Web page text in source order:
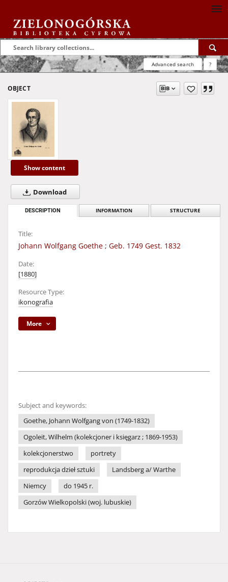
Advanced search ?
OBJECT
Show content
Download
DESCRIPTION INFORMATION STRUCTURE
Title:
Johann Wolfgang Goethe ; Geb. 1749 Gest. 1832
Date:
[1880]
Resource Type:
ikonografia
More
Subject and keywords:
Goethe, Johann Wolfgang von (1749-1832)
Ogoleit, Wilhelm (kolekcjoner i księgarz ; 1869-1953)
kolekcjonerstwo
portrety
reprodukcja dzieł sztuki
Landsberg a/ Warthe
Niemcy
do 1945 r.
Gorzów Wielkopolski (woj. lubuskie)